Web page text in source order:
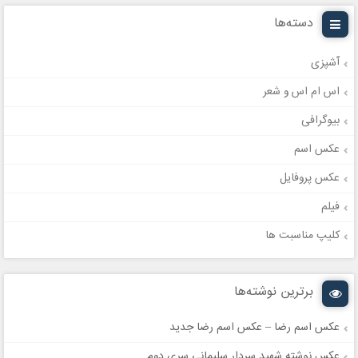
دسته‌ها
آشپزی
اس ام اس و شعر
بیوگرافی
عکس اسم
عکس پروفایل
فیلم
کلیپ مناسبت ها
برترین نوشته‌ها
عکس اسم رضا – عکس اسم رضا جدید